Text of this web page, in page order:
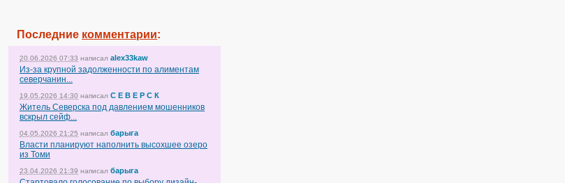
Последние комментарии:
20.06.2026 07:33 написал alex33kaw
Из-за крупной задолженности по алиментам
северчанин...
19.05.2026 14:30 написал С Е В Е Р С К
Житель Северска под давлением мошенников
вскрыл сейф...
04.05.2026 21:25 написал барыга
Власти планируют наполнить высохшее озеро
из Томи
23.04.2026 21:39 написал барыга